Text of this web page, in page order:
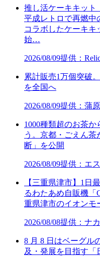
推し活ケーキキット
平成レトロで再燃中
コラボしたケーキキ
始…
2026/08/09提供：
累計販売1万個突破
を全国へ
2026/08/09提供：蒲
1000種類超のお茶か
う。京都・ごえん茶
断」を公開
2026/08/09提供：エ
【三重県津市】1日
るわたあめ自販機「
重県津市のイオンモ
2026/08/08提供：ナ
8 月 8 日はベーグ
及・発展を目指す「